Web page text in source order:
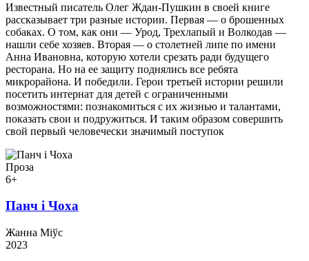
Известный писатель Олег Ждан-Пушкин в своей книге
рассказывает три разные истории. Первая — о брошенных
собаках. О том, как они — Урод, Трехлапый и Волкодав —
нашли себе хозяев. Вторая — о столетней липе по имени
Анна Ивановна, которую хотели срезать ради будущего
ресторана. Но на ее защиту поднялись все ребята
микрорайона. И победили. Герои третьей истории решили
посетить интернат для детей с ограниченными
возможностями: познакомиться с их жизнью и талантами,
показать свои и подружиться. И таким образом совершить
свой первый человечески значимый поступок
Проза
6+
Панч і Чоха
Жанна Міўс
2023